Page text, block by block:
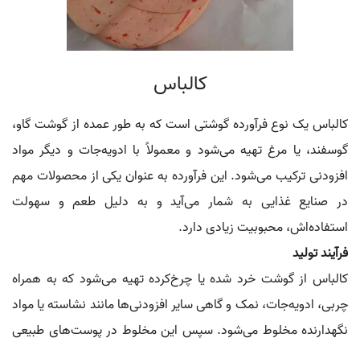
کالباس
کالباس یک نوع فرآورده گوشتی است که به طور عمده از گوشت گاو،
گوسفند، یا مرغ تهیه می‌شود و معمولاً با ادویه‌جات و دیگر مواد
افزودنی ترکیب می‌شود. این فرآورده به عنوان یکی از محصولات مهم
در صنایع غذایی به شمار می‌آید و به دلیل طعم و سهولت
استفاده‌اش، محبوبیت زیادی دارد.
فرآیند تولید
کالباس از گوشت خرد شده یا چرخ‌کرده تهیه می‌شود که به همراه
چربی، ادویه‌جات، نمک و گاهی سایر افزودنی‌ها مانند نشاسته یا مواد
نگهدارنده مخلوط می‌شود. سپس این مخلوط در پوست‌های طبیعی